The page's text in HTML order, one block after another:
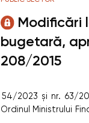
Modificări
bugetară,
208/2015
54/2023 și nr.
Ministrului